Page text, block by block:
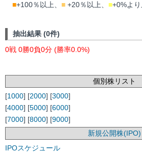
■+100％以上、 ■ +20％以上、 ■+0%より
抽出結果 (0件)
0戦 0勝0負0分 (勝率0.0%)
個別株リスト
[1000] [2000] [3000]
[4000] [5000] [6000]
[7000] [8000] [9000]
新規公開株(IPO)
IPOスケジュール